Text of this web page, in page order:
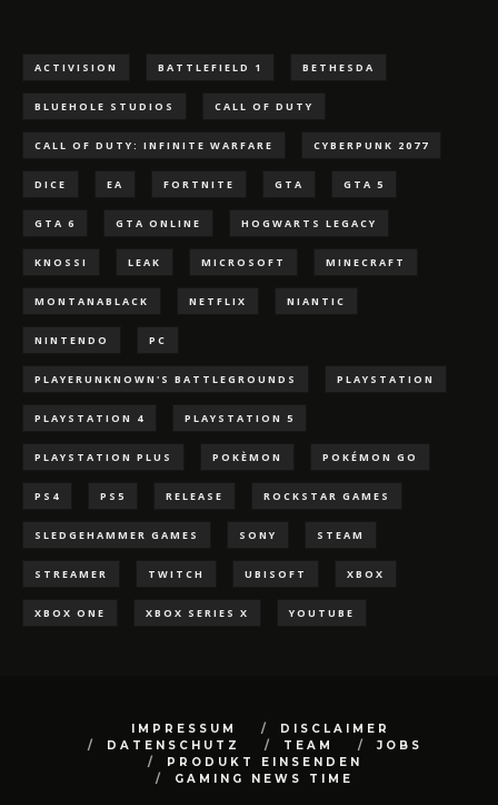
ACTIVISION BATTLEFIELD 1 BETHESDA
BLUEHOLE STUDIOS CALL OF DUTY
CALL OF DUTY: INFINITE WARFARE CYBERPUNK 2077
DICE EA FORTNITE GTA GTA 5
GTA 6 GTA ONLINE HOGWARTS LEGACY
KNOSSI LEAK MICROSOFT MINECRAFT
MONTANABLACK NETFLIX NIANTIC
NINTENDO PC
PLAYERUNKNOWN'S BATTLEGROUNDS PLAYSTATION
PLAYSTATION 4 PLAYSTATION 5
PLAYSTATION PLUS POKÈMON POKÉMON GO
PS4 PS5 RELEASE ROCKSTAR GAMES
SLEDGEHAMMER GAMES SONY STEAM
STREAMER TWITCH UBISOFT XBOX
XBOX ONE XBOX SERIES X YOUTUBE
IMPRESSUM
DISCLAIMER
DATENSCHUTZ
TEAM
JOBS
PRODUKT EINSENDEN
GAMING NEWS TIME